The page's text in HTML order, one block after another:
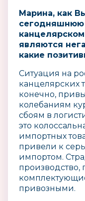
Марина, как
сегодняшнюю
являются
какие
Ситуация на
канцелярских
конечно,
колебаниям
сбоям в
это
импортных
привели к
импортом.
производство,
привозными.